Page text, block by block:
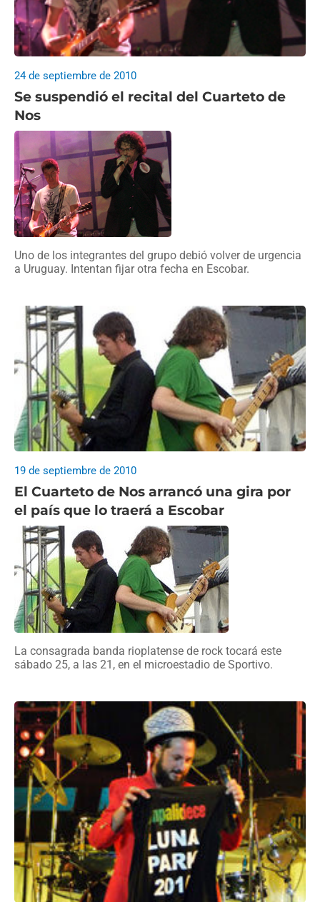
Se suspendió el recital del Cuarteto de
Nos
24 de septiembre de 2010
Uno de los integrantes del grupo debió volver de urgencia
a Uruguay. Intentan fijar otra fecha en Escobar.
El Cuarteto de Nos arrancó una gira por
el país que lo traerá a Escobar
19 de septiembre de 2010
La consagrada banda rioplatense de rock tocará este
sábado 25, a las 21, en el microestadio de Sportivo.